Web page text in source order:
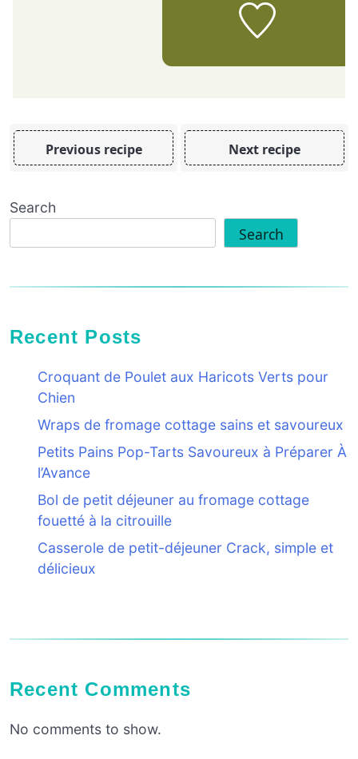
Previous recipe Next recipe
Search
Search
Recent Posts
Croquant de Poulet aux Haricots Verts pour
Chien
Wraps de fromage cottage sains et savoureux
Petits Pains Pop-Tarts Savoureux à Préparer À
l’Avance
Bol de petit déjeuner au fromage cottage
fouetté à la citrouille
Casserole de petit-déjeuner Crack, simple et
délicieux
Recent Comments
No comments to show.